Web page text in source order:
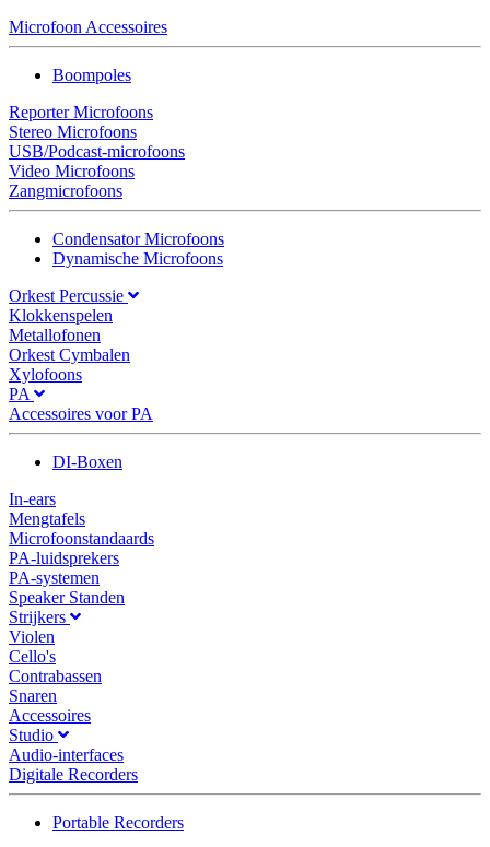
Microfoon Accessoires
Boompoles
Reporter Microfoons
Stereo Microfoons
USB/Podcast-microfoons
Video Microfoons
Zangmicrofoons
Condensator Microfoons
Dynamische Microfoons
Orkest Percussie
Klokkenspelen
Metallofonen
Orkest Cymbalen
Xylofoons
PA
Accessoires voor PA
DI-Boxen
In-ears
Mengtafels
Microfoonstandaards
PA-luidsprekers
PA-systemen
Speaker Standen
Strijkers
Violen
Cello's
Contrabassen
Snaren
Accessoires
Studio
Audio-interfaces
Digitale Recorders
Portable Recorders